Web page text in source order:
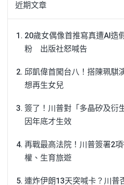
近期文章
20歲女偶像首推寫真遭AI造
粉 出版社怒喊告
邱凱偉首闖台八！搭陳珮騏
想再生女兒
簽了！川普對「多晶矽及
因年底才生效
再戰最高法院！川普簽署2
權、生育旅遊
連炸伊朗13天突喊卡？川普